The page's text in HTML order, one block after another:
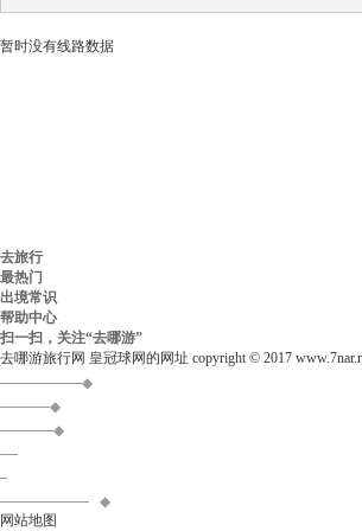
暂时没有线路数据
去旅行
最热门
出境常识
帮助中心
扫一扫，关注“去哪游”
去哪游旅行网 皇冠球网的网址 copyright © 2017
◆
◆
◆
◆
网站地图